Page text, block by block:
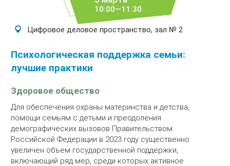
10:00—11:30
Цифровое деловое пространство, зал № 2
Психологическая поддержка семьи:
лучшие практики
Здоровое общество
Для обеспечения охраны материнства и детства,
помощи семьям с детьми и преодоления
демографических вызовов Правительством
Российской Федерации в 2023 году существенно
увеличен объем государственной поддержки,
включающий ряд мер, среди которых активное